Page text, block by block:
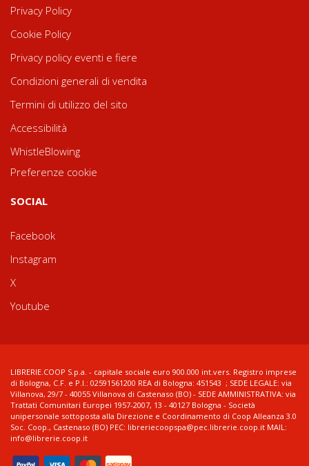
Privacy Policy
Cookie Policy
Privacy policy eventi e fiere
Condizioni generali di vendita
Termini di utilizzo del sito
Accessibilità
WhistleBlowing
Preferenze cookie
SOCIAL
Facebook
Instagram
X
Youtube
LIBRERIE.COOP S.p.a. - capitale sociale euro 900.000 int.vers. Registro imprese
di Bologna, C.F. e P.I.: 02591561200 REA di Bologna: 451543 ; SEDE LEGALE: via
Villanova, 29/7 - 40055 Villanova di Castenaso (BO) - SEDE AMMINISTRATIVA: via
Trattati Comunitari Europei 1957-2007, 13 - 40127 Bologna - Società
unipersonale sottoposta alla Direzione e Coordinamento di Coop Alleanza 3.0
Soc. Coop., Castenaso (BO) PEC: libreriecoopspa@pec.librerie.coop.it MAIL:
info@librerie.coop.it